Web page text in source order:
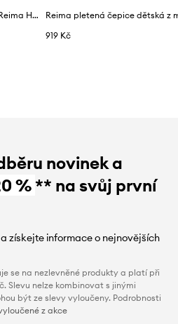
Dětská čepice s příměsí vlny Reima Hiippa
919 Kč
novinek a
%** na svůj první
získejte informace o nejnovějších
se na nezlevněné produkty a platí při
Slevu nelze kombinovat s jinými
být ze slevy vyloučeny. Podrobnosti
z akce